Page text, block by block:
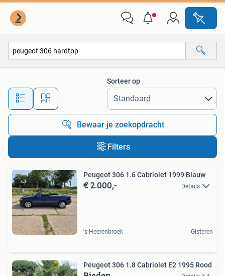
Alle afstanden…
Sorteer op
Bewaar je zoekopdracht
Filters
Peugeot 306 1.6 Cabriolet 1999 Blauw
€ 2.000,- Details
's-Heerenbroek Gisteren
Peugeot 306 1.8 Cabriolet E2 1995 Rood